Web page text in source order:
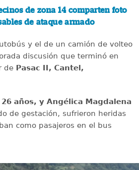
de zona 14 comparten foto
de ataque armado
y el de un camión de volteo
discusión que terminó en
de Pasac II, Cantel,
26 años, y Angélica Magdalena
de gestación, sufrieron heridas
como pasajeros en el bus